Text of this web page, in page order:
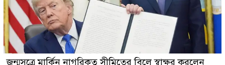
জন্মসূত্রে মার্কিন নাগরিকত্ব সীমিতের বিলে স্বাক্ষর করলেন